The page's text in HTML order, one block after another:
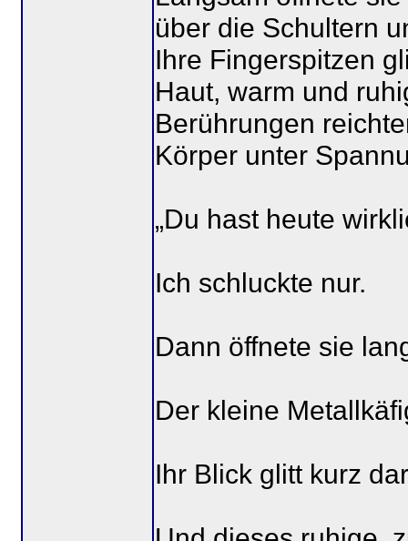
über die Schultern
Ihre Fingerspitzen
Haut, warm und
Berührungen
Körper unter
„Du hast heute
Ich schluckte nur.
Dann öffnete sie
Der kleine
Ihr Blick glitt kurz